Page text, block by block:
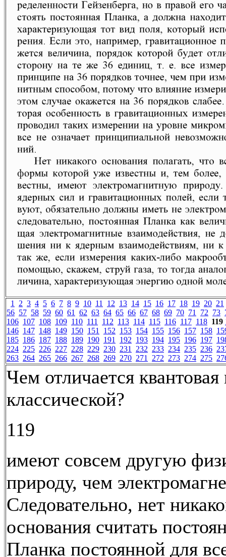
1 2 3 4 5 6 7 8 9 10 11 12 13 14 15 16 17 18 19 20 21
56 57 58 59 60 61 62 63 64 65 66 67 68 69 70 71 72 73
106 107 108 109 110 111 112 113 114 115 116 117 118 119
146 147 148 149 150 151 152 153 154 155 156 157 158
185 186 187 188 189 190 191 192 193 194 195 196 197
224 225 226 227 228 229 230 231 232 233 234 235 236
263 264 265 266 267 268 269 270 271 272 273 274 275
Чем отличается
классической?
119
имеют совсем другую
природу, чем
Следовательно, нет
основания считать
Планка постоянной для